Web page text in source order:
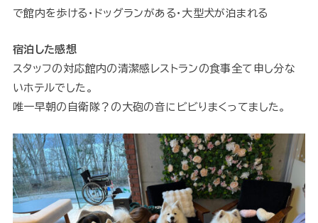
で館内を歩ける・ドッグランがある・大型犬が泊まれる
宿泊した感想
スタッフの対応館内の清潔感レストランの食事全て申し分な
いホテルでした。
唯一早朝の自衛隊？の大砲の音にビビりまくってました。